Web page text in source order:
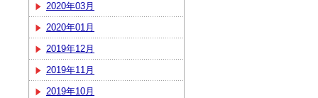
2020年03月
2020年01月
2019年12月
2019年11月
2019年10月